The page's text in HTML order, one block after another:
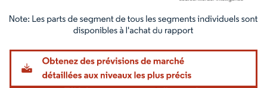
Image © Mordor Intelligence. La réutilisation nécessite une attribution sous CC BY